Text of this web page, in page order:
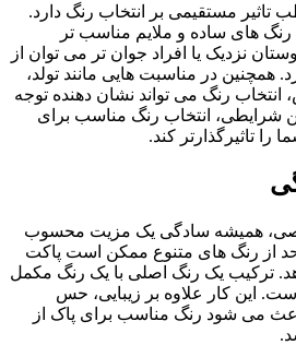
تاثیر مستقیمی بر انتخاب رنگ دارد.
رنگ های ساده و ملایم مناسب تر
نزدیک یا افراد جوان تر می توان از
همچنین در مناسبت هایی مانند تولد،
رنگ می تواند نشان دهنده توجه
شرایطی، انتخاب رنگ مناسب برای
را تاثیرگذارتر کند.
همیشه سادگی یک مزیت محسوب
از رنگ های متنوع ممکن است پاکت
ترکیب یک رنگ اصلی با یک رنگ مکمل
است. این کار علاوه بر زیبایی، حس
می شود رنگ مناسب برای پاک از